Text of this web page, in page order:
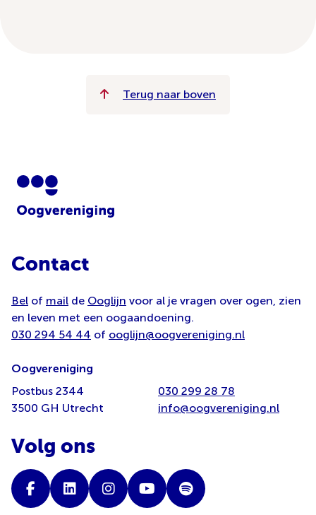
Terug naar boven
Contact
Bel of mail de Ooglijn voor al je vragen over ogen, zien
en leven met een oogaandoening.
030 294 54 44 of ooglijn@oogvereniging.nl
Oogvereniging
Postbus 2344
3500 GH Utrecht
030 299 28 78
info@oogvereniging.nl
Volg ons